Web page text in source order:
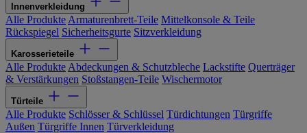
Innenverkleidung
Alle Produkte Armaturenbrett-Teile Mittelkonsole & Teile
Rückspiegel Sicherheitsgurte Sitzverkleidung
Karosserieteile
Alle Produkte Abdeckungen & Schutzbleche Lackstifte Querträger
& Verstärkungen Stoßstangen-Teile Wischermotor
Türteile
Alle Produkte Schlösser & Schlüssel Türdichtungen Türgriffe
Außen Türgriffe Innen Türverkleidung